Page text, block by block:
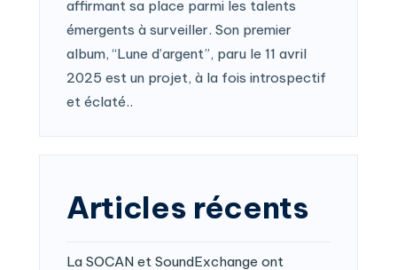
affirmant sa place parmi les talents
émergents à surveiller. Son premier
album, “Lune d’argent”, paru le 11 avril
2025 est un projet, à la fois introspectif
et éclaté..
Articles récents
La SOCAN et SoundExchange ont